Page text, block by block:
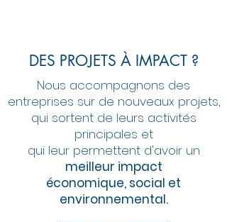
DES PROJETS À IMPACT ?
Nous accompagnons des
entreprises sur de nouveaux projets,
qui sortent de leurs activités
principales et
qui leur permettent d'avoir un
meilleur impact
économique, social et
environnemental.